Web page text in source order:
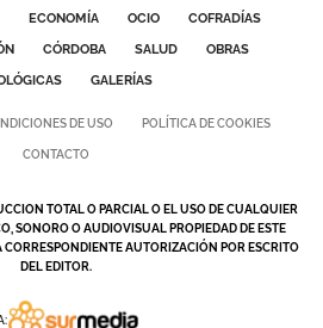
ECONOMÍA OCIO
COFRADÍAS
CÓRDOBA SALUD
OBRAS
GALERÍAS
DE USO POLÍTICA DE COOKIES
CONTACTO
TOTAL O PARCIAL O EL USO DE CUALQUIER
SONORO O AUDIOVISUAL PROPIEDAD DE ESTE
CORRESPONDIENTE AUTORIZACIÓN POR ESCRITO
DEL EDITOR.